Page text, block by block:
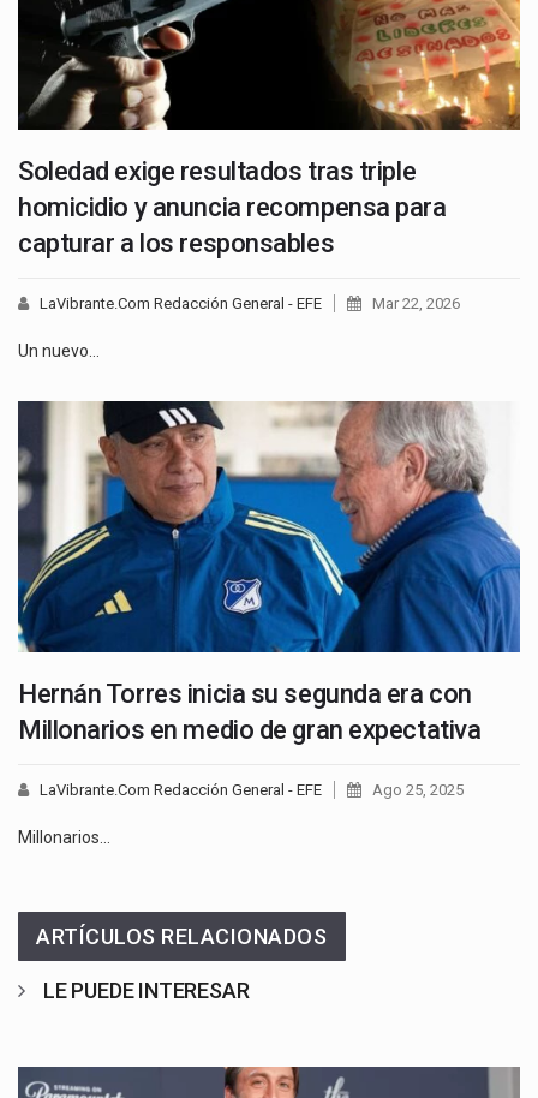
Soledad exige resultados tras triple
homicidio y anuncia recompensa para
capturar a los responsables
LaVibrante.Com Redacción General - EFE Mar 22, 2026
Un nuevo…
Hernán Torres inicia su segunda era con
Millonarios en medio de gran expectativa
LaVibrante.Com Redacción General - EFE Ago 25, 2025
Millonarios…
ARTÍCULOS RELACIONADOS
LE PUEDE INTERESAR